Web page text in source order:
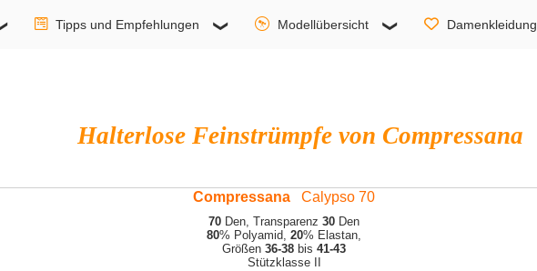
Tipps und Empfehlungen Modellübersicht Damenkleidung
Halterlose Feinstrümpfe von Compressana
Compressana Calypso 70
70 Den, Transparenz30 Den
80% Polyamid,20% Elastan,
Größen36-38 bis41-43
Stützklasse II